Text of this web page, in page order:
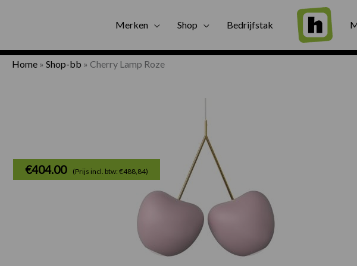
Merken Shop Bedrijfstak
Gratis bezorging
Home » Shop-bb » Cherry Lamp Roze
€404.00 (Prijs incl. btw: €488,84)